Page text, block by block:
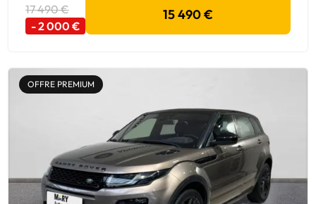
17 490 €
- 2 000 €
15 490 €
OFFRE PREMIUM